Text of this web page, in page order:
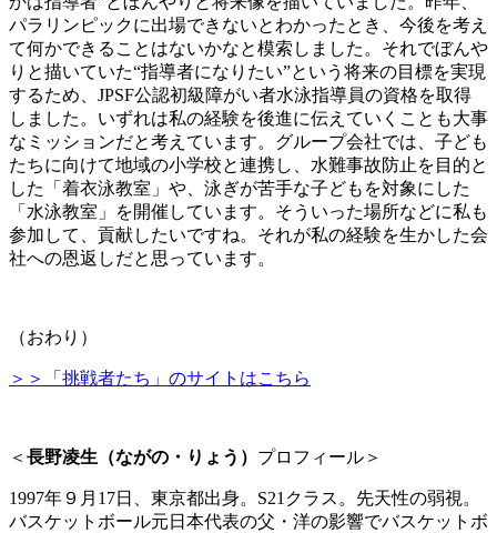
パラリンピックに出場できないとわかったとき、今後を考え
て何かできることはないかなと模索しました。それでぼんや
りと描いていた“指導者になりたい”という将来の目標を実現
するため、JPSF公認初級障がい者水泳指導員の資格を取得
しました。いずれは私の経験を後進に伝えていくことも大事
なミッションだと考えています。グループ会社では、子ども
たちに向けて地域の小学校と連携し、水難事故防止を目的と
した「着衣泳教室」や、泳ぎが苦手な子どもを対象にした
「水泳教室」を開催しています。そういった場所などに私も
参加して、貢献したいですね。それが私の経験を生かした会
社への恩返しだと思っています。
（おわり）
＞＞「挑戦者たち」のサイトはこちら
＜ 長野凌生（ながの・りょう） プロフィール＞
1997年９月17日、東京都出身。S21クラス。先天性の弱視。
バスケットボール元日本代表の父・洋の影響でバスケットボ